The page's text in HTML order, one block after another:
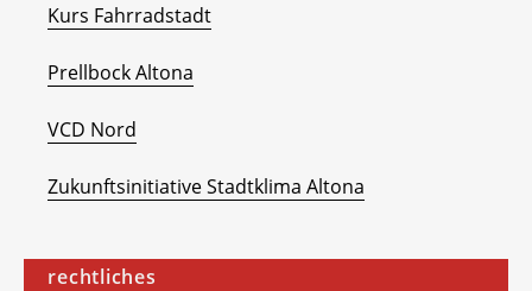
Kurs Fahrradstadt
Prellbock Altona
VCD Nord
Zukunftsinitiative Stadtklima Altona
rechtliches